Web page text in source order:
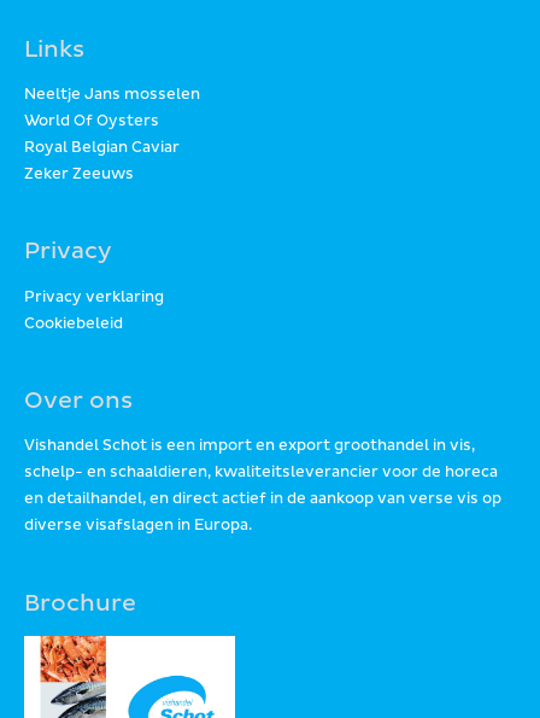
Links
Neeltje Jans mosselen
World Of Oysters
Royal Belgian Caviar
Zeker Zeeuws
Privacy
Privacy verklaring
Cookiebeleid
Over ons
Vishandel Schot is een import en export groothandel in vis,
schelp- en schaaldieren, kwaliteitsleverancier voor de horeca
en detailhandel, en direct actief in de aankoop van verse vis op
diverse visafslagen in Europa.
Brochure